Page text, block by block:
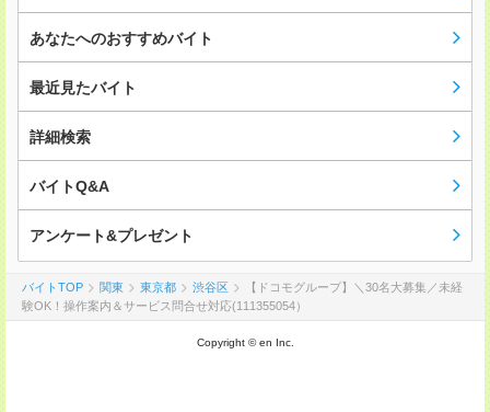
あなたへのおすすめバイト
最近見たバイト
詳細検索
バイトQ&A
アンケート&プレゼント
バイトTOP 関東 東京都 渋谷区
【ドコモグループ】＼30名大募集／未経
験OK！操作案内＆サービス問合せ対応(111355054）
Copyright © en Inc.